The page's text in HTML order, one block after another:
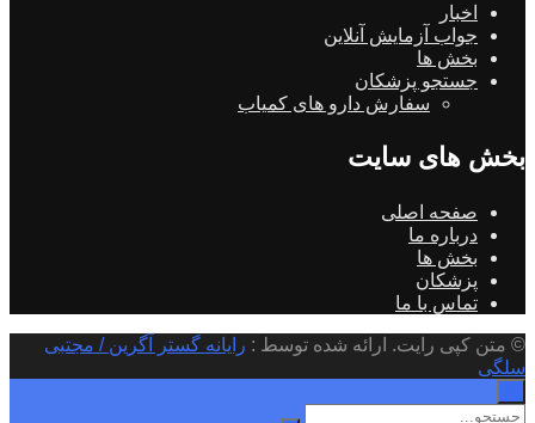
اخبار
جواب آزمایش آنلاین
بخش ها
جستجو پزشکان
سفارش دارو های کمیاب
بخش های سایت
صفحه اصلی
درباره ما
بخش ها
پزشکان
تماس با ما
© متن کپی رایت. ارائه شده توسط : رایانه گستر آگرین / مجتبی
سلگی